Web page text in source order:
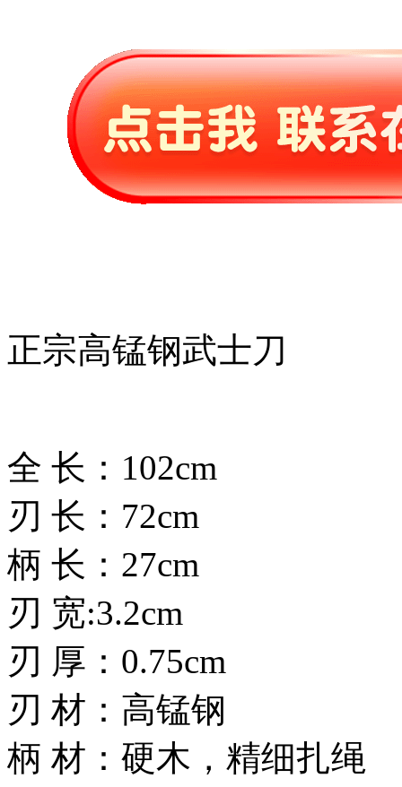
正宗高锰钢武士刀
全 长：102cm
刃 长：72cm
柄 长：27cm
刃 宽:3.2cm
刃 厚：0.75cm
刃 材：高锰钢
柄 材：硬木，精细扎绳